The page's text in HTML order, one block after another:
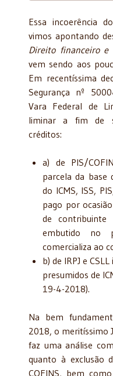
Essa incoerência
vimos apontando
Direito financeiro
vem sendo aos
Em recentíssima
Segurança nº
Vara Federal de
liminar a fim de
créditos:
a) de PIS/
parcela da base
do ICMS, ISS,
pago por
de contribuinte
embutido no
comercializa ao
b) de IRPJ e
presumidos de
19-4-2018).
Na bem
2018, o meritíssimo
faz uma análise
quanto à exclusão
COFINS, bem